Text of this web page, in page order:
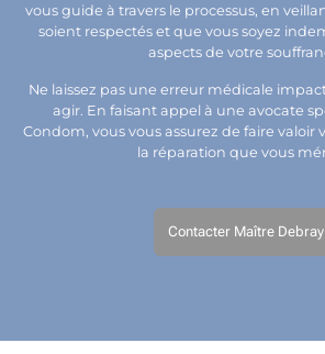
vous guide à travers le processus, en
soient respectés et que vous soyez
aspects de votre
Ne laissez pas une erreur médicale
agir. En faisant appel à une avocate
Condom, vous vous assurez de faire valoir
la réparation que vous
Contacter Maître Debray